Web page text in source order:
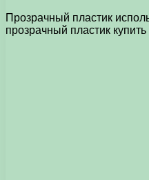
Прозрачный пластик
прозрачный пластик